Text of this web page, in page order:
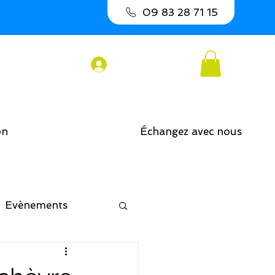
09 83 28 71 15
Échangez avec nous
Evènements